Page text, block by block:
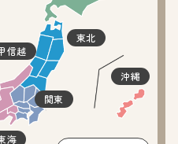
東北
関東
信越
海
沖縄